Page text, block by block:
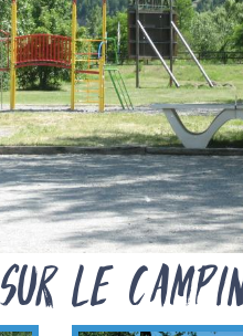
Sur le